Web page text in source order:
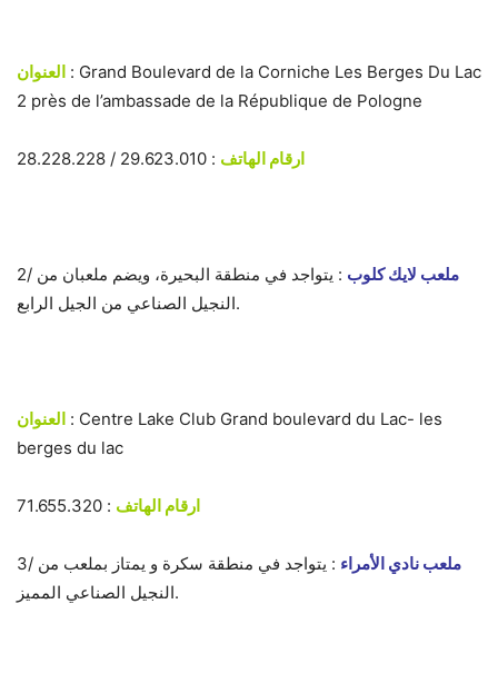
العنوان : Grand Boulevard de la Corniche Les Berges Du Lac
2 près de l’ambassade de la République de Pologne
ارقام الهاتف : 29.623.010 / 28.228.228
2/ ملعب لايك كلوب : يتواجد في منطقة البحيرة، ويضم ملعبان من
النجيل الصناعي من الجيل الرابع.
العنوان : Centre Lake Club Grand boulevard du Lac- les
berges du lac
ارقام الهاتف : 71.655.320
3/ ملعب نادي الأمراء : يتواجد في منطقة سكرة و يمتاز بملعب من
النجيل الصناعي المميز.